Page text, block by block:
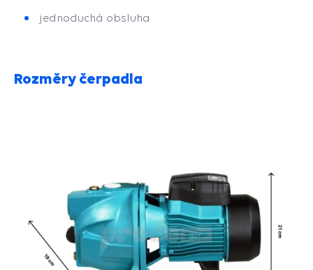
jednoduchá obsluha
Rozměry čerpadla